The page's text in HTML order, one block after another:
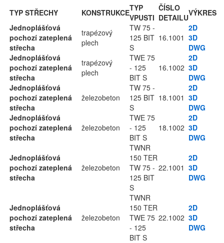
TYP STŘECHY KONSTRUKCETYP
VPUSTI
ČÍSLO
DETAILUVÝKRES
Jednoplášťová
pochozí zateplená
střecha
trapézový
plech
TW 75 -
125 BIT
S
16.1001
2D
3D
DWG
Jednoplášťová
pochozí zateplená
střecha
trapézový
plech
TWE 75
- 125
BIT S
16.1002
2D
3D
DWG
Jednoplášťová
pochozí zateplená
střecha
železobeton
TW 75 -
125 BIT
S
18.1001
2D
3D
DWG
Jednoplášťová
pochozí zateplená
střecha
železobeton
TWE 75
- 125
BIT S
18.1002
2D
3D
DWG
Jednoplášťová
pochozí zateplená
střecha
železobeton
TWNR
150 TER
TW 75 -
125 BIT
S
22.1001
2D
3D
DWG
Jednoplášťová
pochozí zateplená
střecha
železobeton
TWNR
150 TER
TWE 75
- 125
BIT S
22.1002
2D
3D
DWG